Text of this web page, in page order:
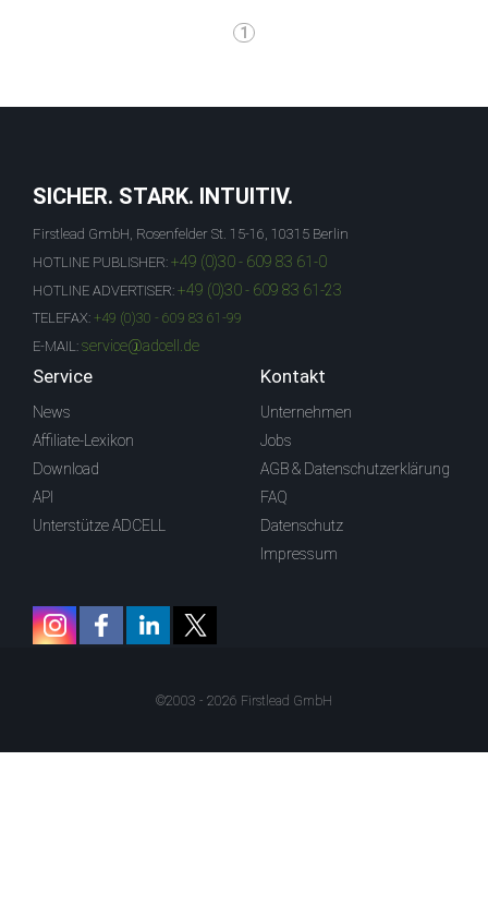
1
SICHER. STARK. INTUITIV.
Firstlead GmbH, Rosenfelder St. 15-16, 10315 Berlin
HOTLINE PUBLISHER: +49 (0)30 - 609 83 61-0
HOTLINE ADVERTISER: +49 (0)30 - 609 83 61-23
TELEFAX: +49 (0)30 - 609 83 61-99
E-MAIL: service@adcell.de
Service
News
Affiliate-Lexikon
Download
API
Unterstütze ADCELL
Kontakt
Unternehmen
Jobs
AGB & Datenschutzerklärung
FAQ
Datenschutz
Impressum
©2003 - 2026 Firstlead GmbH